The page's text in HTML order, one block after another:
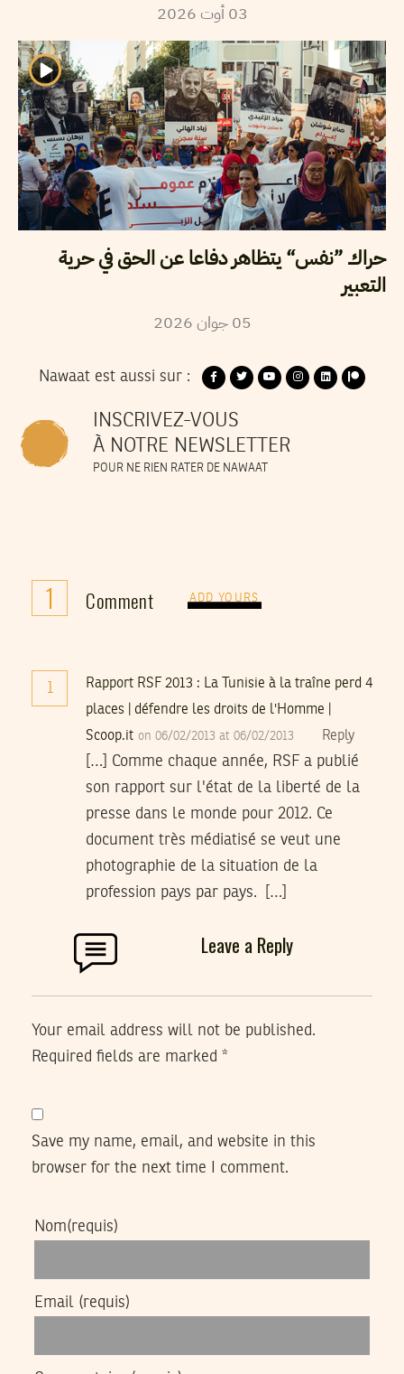
03 أوت2026
حراك ”نفس“ يتظاهر دفاعا عن الحق في حرية
التعبير
05 جوان2026
Nawaat est aussi sur :
INSCRIVEZ-VOUS
À NOTRE NEWSLETTER
POUR NE RIEN RATER DE NAWAAT
1 Comment ADD YOURS
1
Rapport RSF 2013 : La Tunisie à la traîne perd 4
places | défendre les droits de l'Homme |
Scoop.it on 06/02/2013 at 06/02/2013 Reply
[…] Comme chaque année, RSF a publié
son rapport sur l'état de la liberté de la
presse dans le monde pour 2012. Ce
document très médiatisé se veut une
photographie de la situation de la
profession pays par pays. […]
Leave a Reply
Your email address will not be published.
Required fields are marked *
Save my name, email, and website in this
browser for the next time I comment.
Nom(requis)
Email (requis)